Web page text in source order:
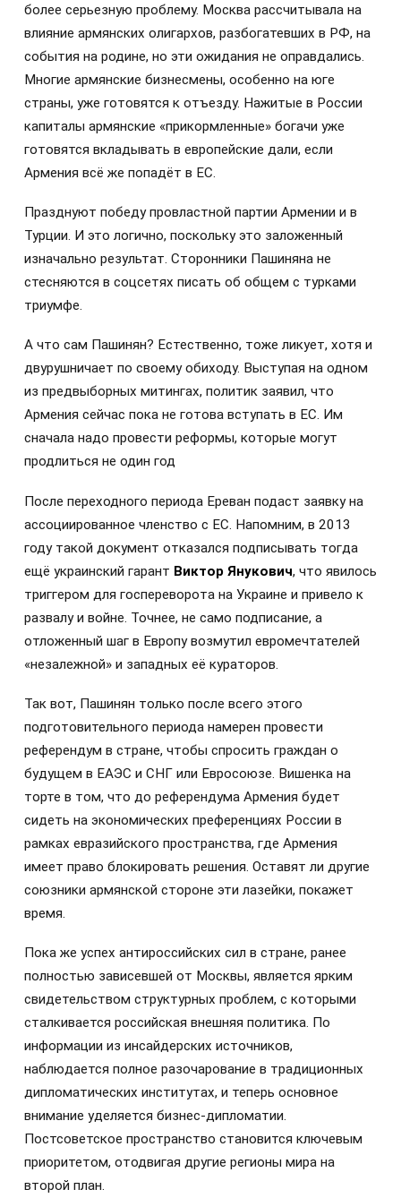
более серьезную проблему. Москва рассчитывала на
влияние армянских олигархов, разбогатевших в РФ, на
события на родине, но эти ожидания не оправдались.
Многие армянские бизнесмены, особенно на юге
страны, уже готовятся к отъезду. Нажитые в России
капиталы армянские «прикормленные» богачи уже
готовятся вкладывать в европейские дали, если
Армения всё же попадёт в ЕС.
Празднуют победу провластной партии Армении и в
Турции. И это логично, поскольку это заложенный
изначально результат. Сторонники Пашиняна не
стесняются в соцсетях писать об общем с турками
триумфе.
А что сам Пашинян? Естественно, тоже ликует, хотя и
двурушничает по своему обиходу. Выступая на одном
из предвыборных митингах, политик заявил, что
Армения сейчас пока не готова вступать в ЕС. Им
сначала надо провести реформы, которые могут
продлиться не один год
После переходного периода Ереван подаст заявку на
ассоциированное членство с ЕС. Напомним, в 2013
году такой документ отказался подписывать тогда
ещё украинский гарант Виктор Янукович, что явилось
триггером для госпереворота на Украине и привело к
развалу и войне. Точнее, не само подписание, а
отложенный шаг в Европу возмутил евромечтателей
«незалежной» и западных её кураторов.
Так вот, Пашинян только после всего этого
подготовительного периода намерен провести
референдум в стране, чтобы спросить граждан о
будущем в ЕАЭС и СНГ или Евросоюзе. Вишенка на
торте в том, что до референдума Армения будет
сидеть на экономических преференциях России в
рамках евразийского пространства, где Армения
имеет право блокировать решения. Оставят ли другие
союзники армянской стороне эти лазейки, покажет
время.
Пока же успех антироссийских сил в стране, ранее
полностью зависевшей от Москвы, является ярким
свидетельством структурных проблем, с которыми
сталкивается российская внешняя политика. По
информации из инсайдерских источников,
наблюдается полное разочарование в традиционных
дипломатических институтах, и теперь основное
внимание уделяется бизнес-дипломатии.
Постсоветское пространство становится ключевым
приоритетом, отодвигая другие регионы мира на
второй план.